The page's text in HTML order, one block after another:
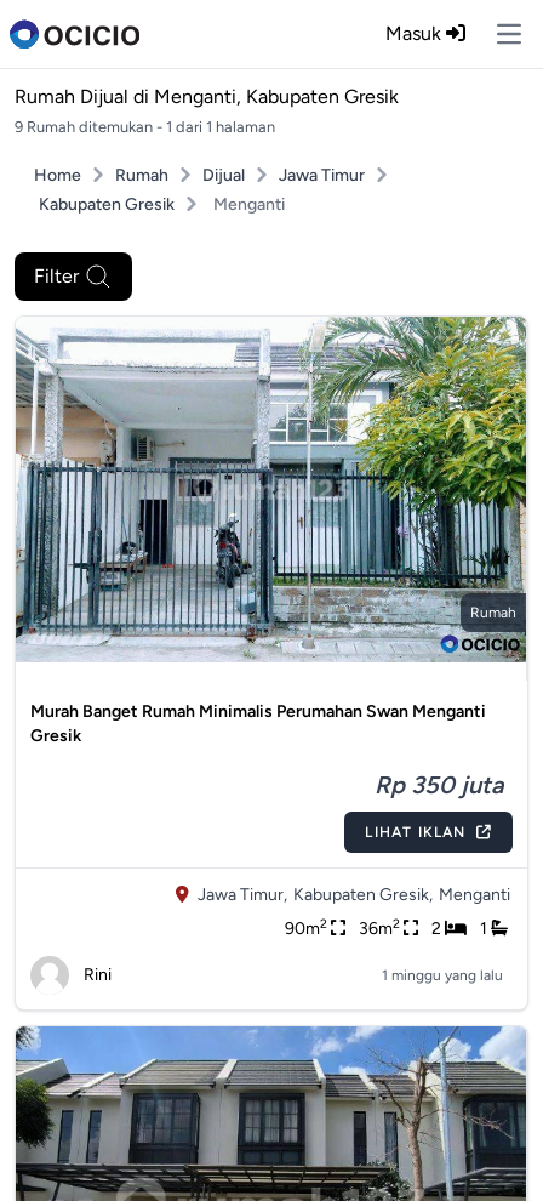
Masuk
Rumah Dijual di Menganti, Kabupaten Gresik
9 Rumah ditemukan - 1 dari 1 halaman
Home Rumah Dijual
Jawa Timur
Kabupaten Gresik
Menganti
Filter
Rumah
Murah Banget Rumah Minimalis Perumahan Swan Menganti
Gresik
Rp 350 juta
LIHAT IKLAN
Jawa Timur, Kabupaten Gresik, Menganti
90m2 36m2 2 1
Rini 1 minggu yang lalu